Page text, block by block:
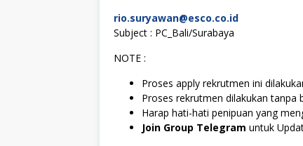
rio.suryawan@esco.co.id
Subject : PC_Bali/Surabaya
NOTE :
Proses apply rekrutmen ini
Proses rekrutmen dilakukan tanpa
Harap hati-hati penipuan yang
Join Group Telegram untuk